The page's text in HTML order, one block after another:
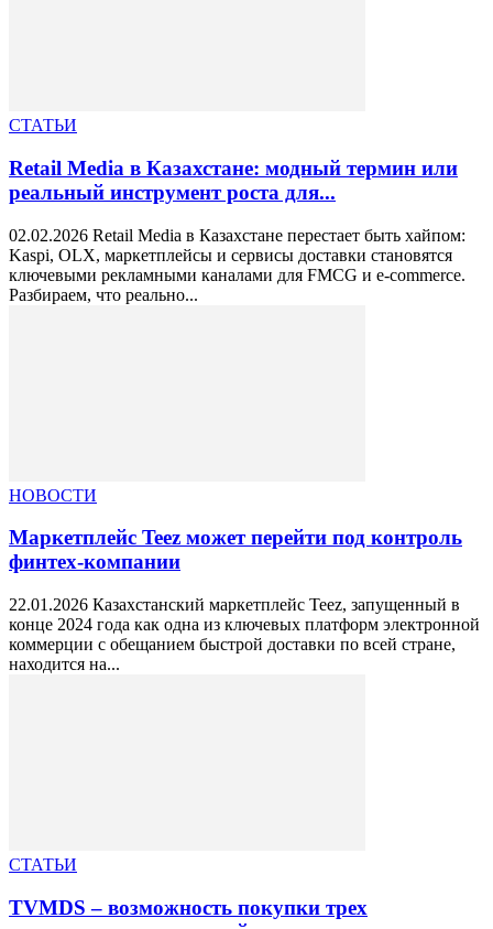
СТАТЬИ
Retail Media в Казахстане: модный термин или
реальный инструмент роста для...
02.02.2026 Retail Media в Казахстане перестает быть хайпом:
Kaspi, OLX, маркетплейсы и сервисы доставки становятся
ключевыми рекламными каналами для FMCG и e-commerce.
Разбираем, что реально...
НОВОСТИ
Маркетплейс Teez может перейти под контроль
финтех-компании
22.01.2026 Казахстанский маркетплейс Teez, запущенный в
конце 2024 года как одна из ключевых платформ электронной
коммерции с обещанием быстрой доставки по всей стране,
находится на...
СТАТЬИ
TVMDS – возможность покупки трех